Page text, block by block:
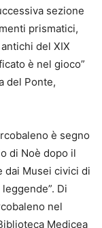
sezione
prismatici,
del XIX
è nel gioco”
del Ponte,
è segno
di Noè dopo il
dai Musei civici di
Di
nel
Medicea